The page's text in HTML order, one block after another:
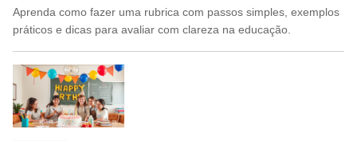
Aprenda como fazer uma rubrica com passos simples, exemplos
práticos e dicas para avaliar com clareza na educação.